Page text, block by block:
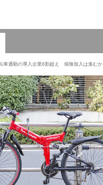
車通勤の導入企業6割超え 保険加入は進むか